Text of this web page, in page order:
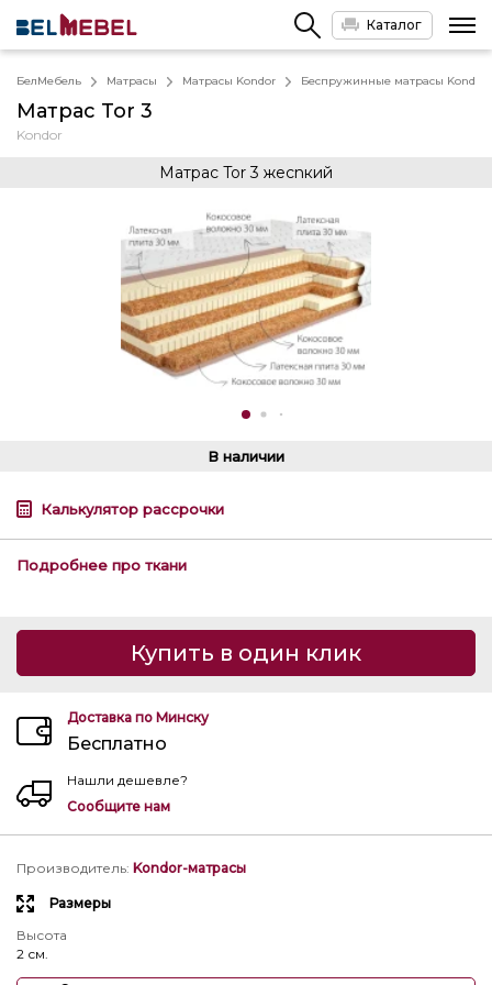
Каталог
БелМебель Матрасы Матрасы Kondor Беспружинные матрасы Kondor
Матрас Tor 3
Kondor
Матрас Tor 3 жесnкий
В наличии
Калькулятор рассрочки
Подробнее про ткани
Купить в один клик
Доставка по Минску
Бесплатно
Нашли дешевле?
Сообщите нам
Производитель: Kondor-матрасы
Размеры
Высота
2 см.